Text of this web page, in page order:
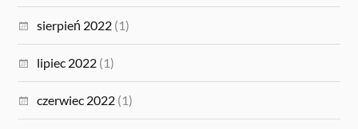
sierpień 2022 (1)
lipiec 2022 (1)
czerwiec 2022 (1)